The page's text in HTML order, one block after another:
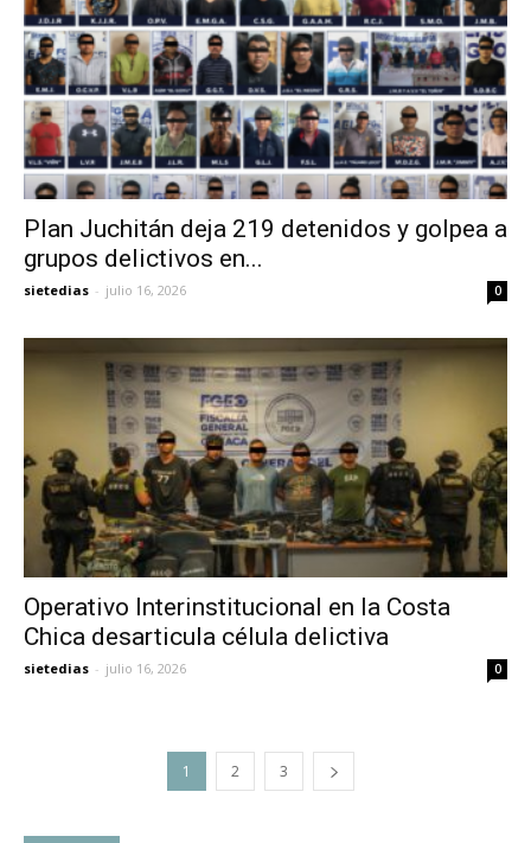
Plan Juchitán deja 219 detenidos y golpea a
grupos delictivos en...
sietedias - julio 16, 2026 0
Operativo Interinstitucional en la Costa
Chica desarticula célula delictiva
sietedias - julio 16, 2026 0
1 2 3